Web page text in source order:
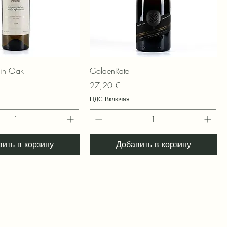
просмотр
Oak
в корзину
Быстрый просмотр
GoldenRate
Цена
27,20 €
НДС Включая
Добавить в корзину